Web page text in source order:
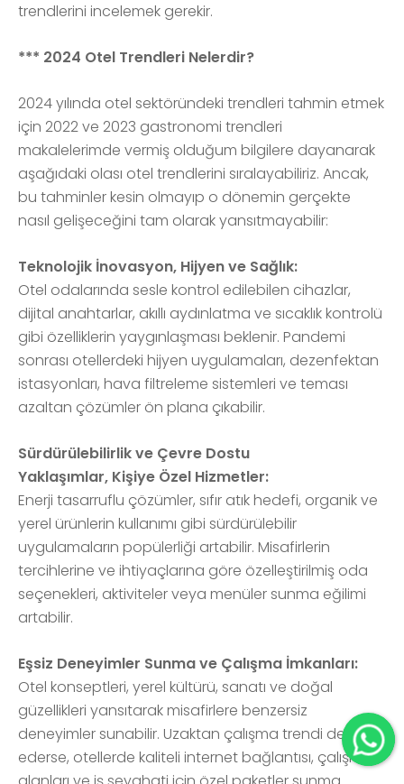
trendlerini incelemek gerekir.
*** 2024 Otel Trendleri Nelerdir?
2024 yılında otel sektöründeki trendleri tahmin etmek
için 2022 ve 2023 gastronomi trendleri
makalelerimde vermiş olduğum bilgilere dayanarak
aşağıdaki olası otel trendlerini sıralayabiliriz. Ancak,
bu tahminler kesin olmayıp o dönemin gerçekte
nasıl gelişeceğini tam olarak yansıtmayabilir:
Teknolojik İnovasyon, Hijyen ve Sağlık:
Otel odalarında sesle kontrol edilebilen cihazlar,
dijital anahtarlar, akıllı aydınlatma ve sıcaklık kontrolü
gibi özelliklerin yaygınlaşması beklenir. Pandemi
sonrası otellerdeki hijyen uygulamaları, dezenfektan
istasyonları, hava filtreleme sistemleri ve teması
azaltan çözümler ön plana çıkabilir.
Sürdürülebilirlik ve Çevre Dostu
Yaklaşımlar, Kişiye Özel Hizmetler:
Enerji tasarruflu çözümler, sıfır atık hedefi, organik ve
yerel ürünlerin kullanımı gibi sürdürülebilir
uygulamaların popülerliği artabilir. Misafirlerin
tercihlerine ve ihtiyaçlarına göre özelleştirilmiş oda
seçenekleri, aktiviteler veya menüler sunma eğilimi
artabilir.
Eşsiz Deneyimler Sunma ve Çalışma İmkanları:
Otel konseptleri, yerel kültürü, sanatı ve doğal
güzellikleri yansıtarak misafirlere benzersiz
deneyimler sunabilir. Uzaktan çalışma trendi devam
ederse, otellerde kaliteli internet bağlantısı, çalışma